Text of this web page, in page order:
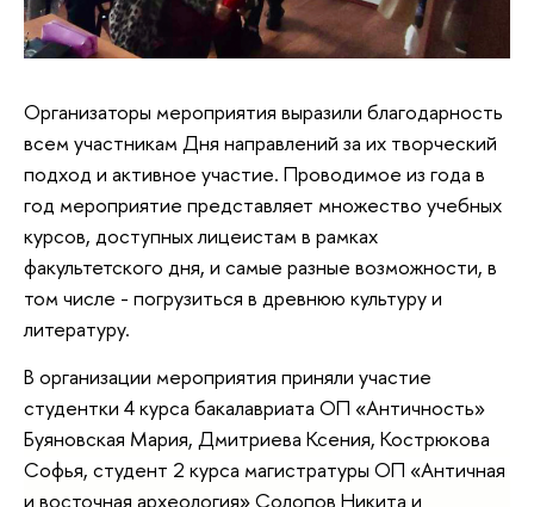
Организаторы мероприятия выразили благодарность
всем участникам Дня направлений за их творческий
подход и активное участие. Проводимое из года в
год мероприятие представляет множество учебных
курсов, доступных лицеистам в рамках
факультетского дня, и самые разные возможности, в
том числе - погрузиться в древнюю культуру и
литературу.
В организации мероприятия приняли участие
студентки 4 курса бакалавриата ОП «Античность»
Буяновская Мария, Дмитриева Ксения, Кострюкова
Софья, студент 2 курса магистратуры ОП «Античная
и восточная археология» Солопов Никита и